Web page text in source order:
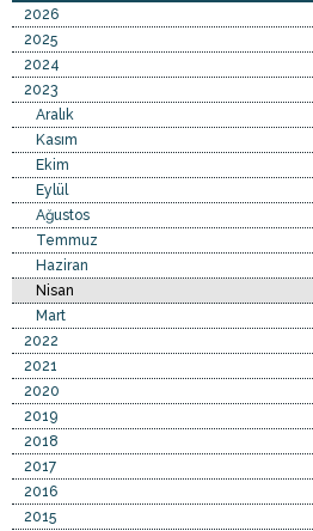
2026
2025
2024
2023
Aralık
Kasım
Ekim
Eylül
Ağustos
Temmuz
Haziran
Nisan
Mart
2022
2021
2020
2019
2018
2017
2016
2015